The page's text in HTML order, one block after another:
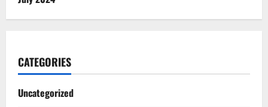
CATEGORIES
Uncategorized